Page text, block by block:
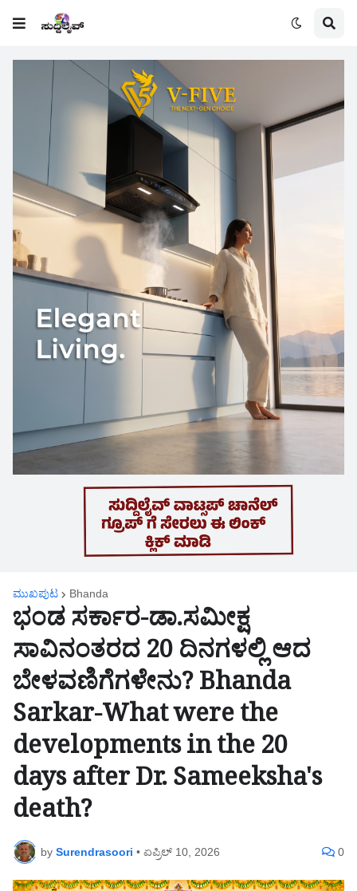
ಮುಖಪುಟ Bhanda
ಭಂಡ ಸರ್ಕಾರ-ಡಾ.ಸಮೀಕ್ಷ
ಸಾವಿನಂತರದ 20 ದಿನಗಳಲ್ಲಿ ಆದ
ಬೇಳವಣಿಗೆಗಳೇನು? Bhanda
Sarkar-What were the
developments in the 20
days after Dr. Sameeksha's
death?
by Surendrasoori • ಏಪ್ರಿಲ್ 10, 2026 0